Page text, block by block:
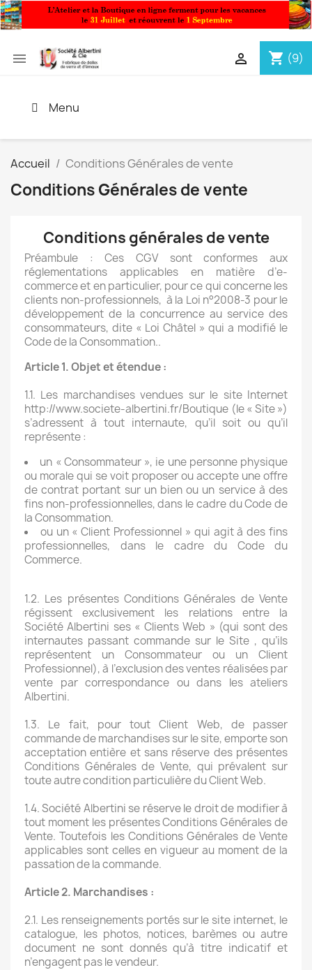
 shopping_cart (9)

Menu
Accueil Conditions Générales de vente
Conditions Générales de vente
Conditions générales de vente
Préambule : Ces CGV sont conformes aux
réglementations applicables en matière d’e-
commerce et en particulier, pour ce qui concerne les
clients non-professionnels, à la Loi n°2008-3 pour le
développement de la concurrence au service des
consommateurs, dite « Loi Châtel » qui a modifié le
Code de la Consommation..
Article 1. Objet et étendue :
1.1. Les marchandises vendues sur le site Internet
http://www.societe-albertini.fr/Boutique (le « Site »)
s’adressent à tout internaute, qu’il soit ou qu’il
représente :
un « Consommateur », ie une personne physique
ou morale qui se voit proposer ou accepte une offre
de contrat portant sur un bien ou un service à des
fins non-professionnelles, dans le cadre du Code de
la Consommation.
ou un « Client Professionnel » qui agit à des fins
professionnelles, dans le cadre du Code du
Commerce.
1.2. Les présentes Conditions Générales de Vente
régissent exclusivement les relations entre la
Société Albertini ses « Clients Web » (qui sont des
internautes passant commande sur le Site , qu’ils
représentent un Consommateur ou un Client
Professionnel), à l’exclusion des ventes réalisées par
vente par correspondance ou dans les ateliers
Albertini.
1.3. Le fait, pour tout Client Web, de passer
commande de marchandises sur le site, emporte son
acceptation entière et sans réserve des présentes
Conditions Générales de Vente, qui prévalent sur
toute autre condition particulière du Client Web.
1.4. Société Albertini se réserve le droit de modifier à
tout moment les présentes Conditions Générales de
Vente. Toutefois les Conditions Générales de Vente
applicables sont celles en vigueur au moment de la
passation de la commande.
Article 2. Marchandises :
2.1. Les renseignements portés sur le site internet, le
catalogue, les photos, notices, barèmes ou autre
document ne sont donnés qu’à titre indicatif et
n’engagent pas le vendeur.